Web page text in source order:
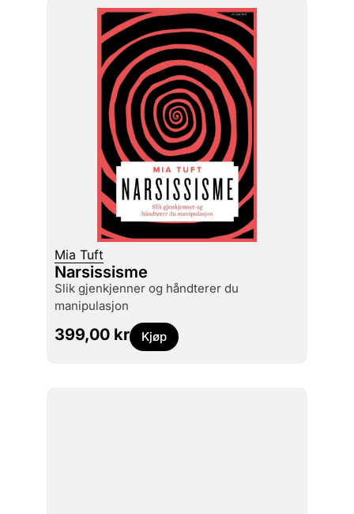
Mia Tuft
Narsissisme
slik gjenkjenner og håndterer du
manipulasjon
399,00 kr Kjøp